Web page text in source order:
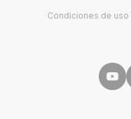
Condiciones de uso